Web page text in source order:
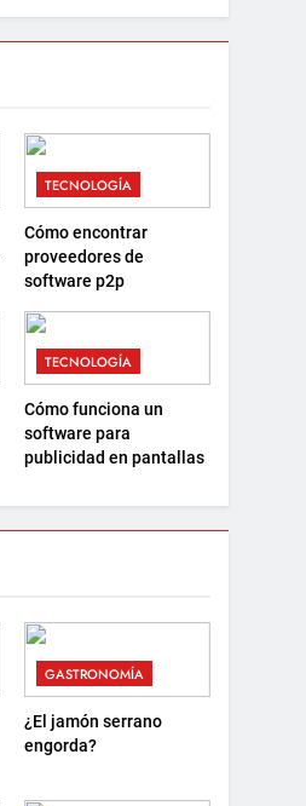
TECNOLOGÍA
Cómo encontrar
proveedores de
software p2p
TECNOLOGÍA
Cómo funciona un
software para
publicidad en pantallas
GASTRONOMÍA
¿El jamón serrano
engorda?